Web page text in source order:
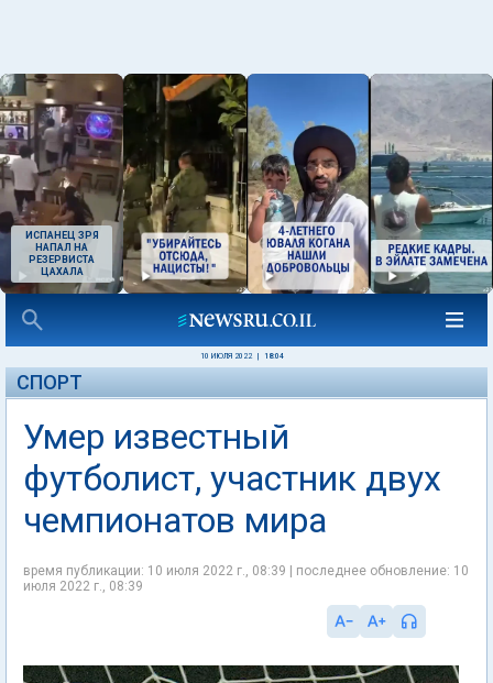
ИСПАНЕЦ ЗРЯ
НАПАЛ НА
РЕЗЕРВИСТА
ЦАХАЛА
10 ИЮЛЯ 2022 18:04
СПОРТ
Умер известный
футболист, участник двух
чемпионатов мира
время публикации: 10 июля 2022 г., 08:39 | последнее обновление: 10
июля 2022 г., 08:39